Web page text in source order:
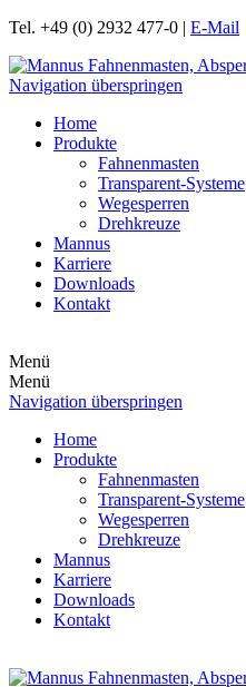
Tel. +49 (0) 2932 477-0 | E-Mail
Navigation überspringen
Home
Produkte
Fahnenmasten
Transparent-Systeme
Wegesperren
Drehkreuze
Mannus
Karriere
Downloads
Kontakt
Menü
Menü
Navigation überspringen
Home
Produkte
Fahnenmasten
Transparent-Systeme
Wegesperren
Drehkreuze
Mannus
Karriere
Downloads
Kontakt